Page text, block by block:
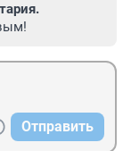
Отправить